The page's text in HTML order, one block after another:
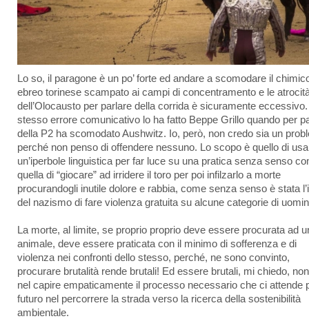
Lo so, il paragone è un po’ forte ed andare a scomodare il
ebreo torinese scampato ai campi di concentramento e le
dell’Olocausto per parlare della corrida è sicuramente
stesso errore comunicativo lo ha fatto Beppe Grillo quando per
della P2 ha scomodato Aushwitz. Io, però, non credo sia un
perché non penso di offendere nessuno. Lo scopo è quello di
un’iperbole linguistica per far luce su una pratica senza senso
quella di “giocare” ad irridere il toro per poi infilzarlo a morte
procurandogli inutile dolore e rabbia, come senza senso è stata
del nazismo di fare violenza gratuita su alcune categorie di
La morte, al limite, se proprio proprio deve essere procurata ad
animale, deve essere praticata con il minimo di sofferenza e di
violenza nei confronti dello stesso, perché, ne sono convinto,
procurare brutalità rende brutali! Ed essere brutali, mi chiedo,
nel capire empaticamente il processo necessario che ci attende
futuro nel percorrere la strada verso la ricerca della sostenibilità
ambientale.